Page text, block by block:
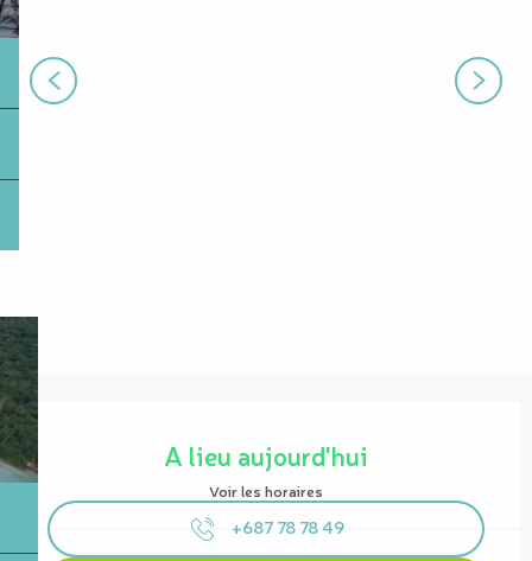
Ouverture et coordonnées
A lieu aujourd'hui
Voir les horaires
+687 78 78 49